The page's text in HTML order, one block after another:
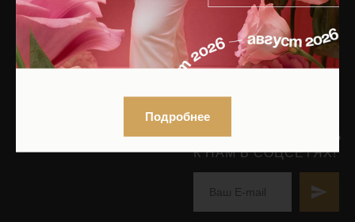
Записаться на приём
КОСМЕТИКА
БУДЬТЕ В КУРСЕ ОБ
АКЦИЯХ!
ИЛИ
ПРИСОЕДИНЯЙТЕСЬ
К НАМ В СОЦСЕТЯХ!
Подробнее